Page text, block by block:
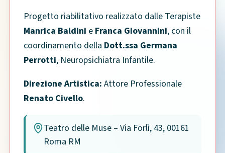
Progetto riabilitativo realizzato dalle Terapiste
Manrica Baldini e Franca Giovannini, con il
coordinamento della Dott.ssa Germana
Perrotti, Neuropsichiatra Infantile.
Direzione Artistica: Attore Professionale
Renato Civello.
Teatro delle Muse – Via Forlì, 43, 00161
Roma RM